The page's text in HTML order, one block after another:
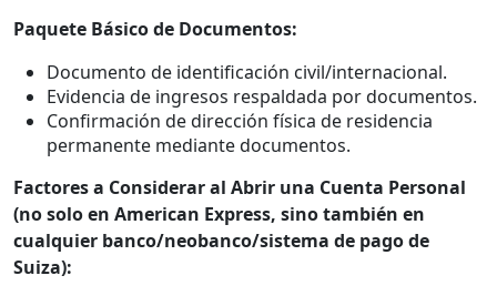
Paquete Básico de Documentos:
Documento de identificación civil/internacional.
Evidencia de ingresos respaldada por documentos.
Confirmación de dirección física de residencia
permanente mediante documentos.
Factores a Considerar al Abrir una Cuenta Personal
(no solo en American Express, sino también en
cualquier banco/neobanco/sistema de pago de
Suiza):